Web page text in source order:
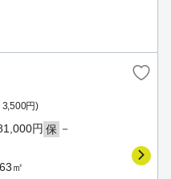
3,500円)
円 保 －
㎡